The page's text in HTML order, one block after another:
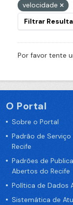
velocidade
Filtrar
Por favor tente
O Portal
Sobre o Portal
Padrão de
Recife
Padrões de
Abertos do Recife
Política de Dados
Sistemática de